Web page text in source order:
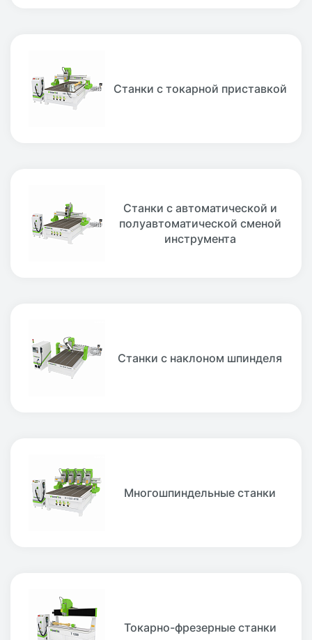
Станки с токарной приставкой
Станки с автоматической и
полуавтоматической сменой
инструмента
Станки с наклоном шпинделя
Многошпиндельные станки
Токарно-фрезерные станки